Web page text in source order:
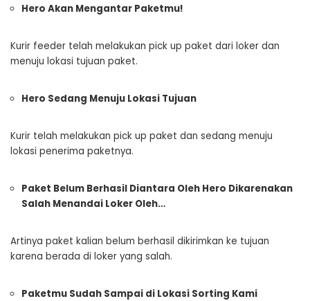
Hero Akan Mengantar Paketmu!
Kurir feeder telah melakukan pick up paket dari loker dan
menuju lokasi tujuan paket.
Hero Sedang Menuju Lokasi Tujuan
Kurir telah melakukan pick up paket dan sedang menuju
lokasi penerima paketnya.
Paket Belum Berhasil Diantara Oleh Hero Dikarenakan
Salah Menandai Loker Oleh…
Artinya paket kalian belum berhasil dikirimkan ke tujuan
karena berada di loker yang salah.
Paketmu Sudah Sampai di Lokasi Sorting Kami